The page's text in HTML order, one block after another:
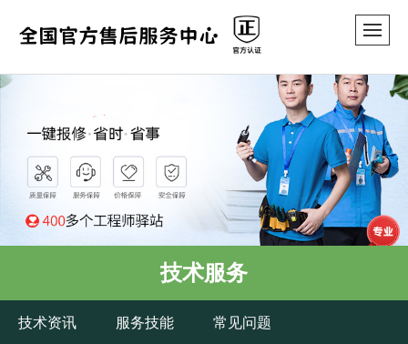
技术服务
技术资讯 服务技能 常见问题